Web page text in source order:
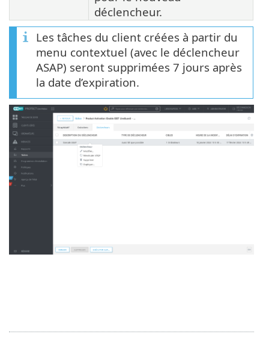
déclencheur.
Les tâches du client créées à partir du
menu contextuel (avec le déclencheur
ASAP) seront supprimées 7 jours après
la date d’expiration.